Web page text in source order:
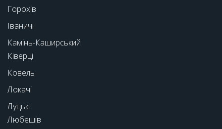
Горохів
Іваничі
Камінь-Каширський
Ківерці
Ковель
Локачі
Луцьк
Любешів